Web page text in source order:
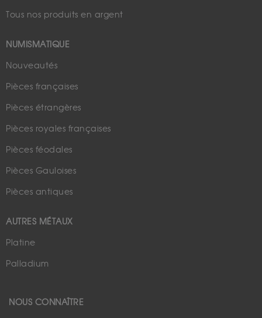
Tous nos produits en argent
NUMISMATIQUE
Nouveautés
Pièces françaises
Pièces étrangères
Pièces royales françaises
Pièces féodales
Pièces Gauloises
Pièces antiques
AUTRES MÉTAUX
Platine
Palladium
NOUS CONNAÎTRE